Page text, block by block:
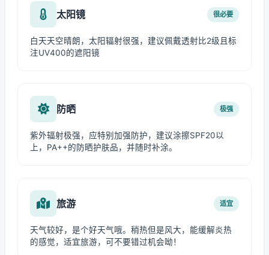
太阳镜 很必要
白天天空晴朗，太阳辐射很强，建议佩戴透射比2级且标
注UV400的遮阳镜
防晒 极强
紫外辐射极强，应特别加强防护，建议涂擦SPF20以
上，PA++的防晒护肤品，并随时补涂。
旅游 适宜
天气较好，是个好天气哦。稍热但是风大，能缓解炎热
的感觉，适宜旅游，可不要错过机会呦！